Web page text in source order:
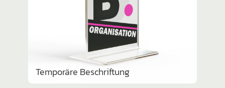
Temporäre Beschrif­tung